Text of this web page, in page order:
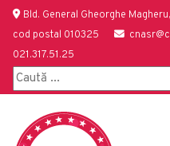
Bld. General Gheorghe
cod postal 010325
021.317.51.25